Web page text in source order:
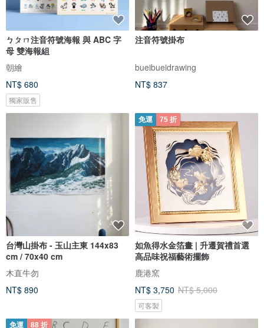
ㄅㄆㄇ注音符號海報 與 ABC 字
母 雙海報組
朝繪
NT$ 680
獨家販售
注音符號掛布
bueibueidrawing
NT$ 837
台灣山掛布 - 玉山主東 144x83
cm / 70x40 cm
木直牛勿
NT$ 890
免運 75 折
如魚得水金箔畫 | 升遷賀禮首選
高品味祝福藝術擺飾
鹿港窯
NT$ 3,750 NT$ 5,000
可客製
免運 88 折